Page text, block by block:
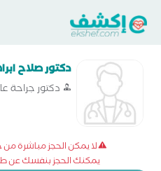
دكتور صلاح
دكتور جراحة
لا يمكن الحجز مباشرة
يمكنك الحجز بنفسك عن